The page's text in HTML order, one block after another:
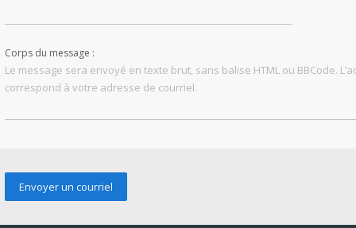
Corps du message :
Le message sera envoyé en texte brut, sans balise HTML ou BBCode.
correspond à votre adresse de courriel.